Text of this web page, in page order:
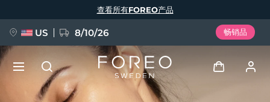
查看所有FOREO产品
US 8/10/26 畅销品